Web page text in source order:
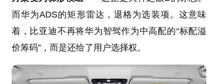
而华为ADS的矩形雷达，退格为选装项。这意味
着，比亚迪不再将华为智驾作为中高配的“标配溢
价筹码”，而是还给了用户选择权。